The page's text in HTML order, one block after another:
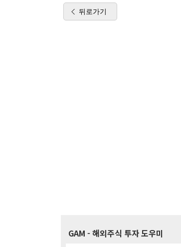
뒤로가기
GAM - 해외주식 투자 도우미